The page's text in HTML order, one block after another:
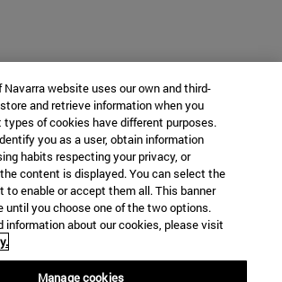
website uses our own and third-
and retrieve information when you
types of cookies have different purposes.
you as a user, obtain information
habits respecting your privacy, or
content is displayed. You can select the
to enable or accept them all. This banner
until you choose one of the two options.
information about our cookies, please visit
Manage cookies